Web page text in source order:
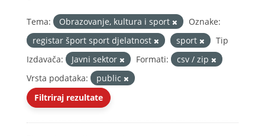
Tema: Obrazovanje, kultura i sport
Oznake:
registar šport sport djelatnost
sport
Tip
Izdavača:
Javni sektor Formati:
csv / zip
Vrsta podataka:
public
Filtriraj rezultate